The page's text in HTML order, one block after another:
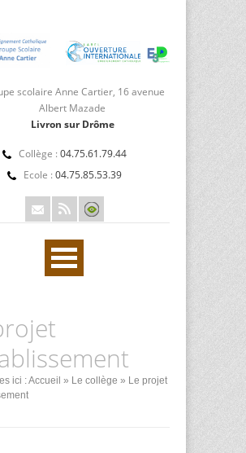
scolaire Anne Cartier, 16 avenue
Albert Mazade
Livron sur Drôme
Collège : 04.75.61.79.44
Ecole : 04.75.85.53.39
ici :Accueil » Le collège » Le projet